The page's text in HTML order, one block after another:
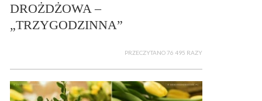
DROŻDŻOWA –
„TRZYGODZINNA”
PRZECZYTANO 76 495 RAZY